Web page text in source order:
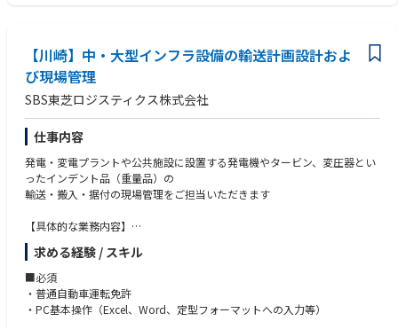
・四半期末などの繁忙期において、物流戦略を適切に実行し、納品および
売上目標の達成を支援する。
■業務詳細
＜主な業務内容＞
・新規製品立ち上げのサポート：海外製造元とのやりとり（Daily）
・英語資料の翻訳または英語での資料作成
・部品在庫の管理、フォーキャスト作成（都度発生）
・保守カタログの作成、コスト計算
・各種プロジェクトのリード
・コマーシャルオペレーション、物流管理、またはサプライチェーン業務
において実務経験がある方
・新製品の導入や、改善業務の経験がある方
・医療業界での業務経験
■知識/経験
・キャピタルサービスの知識/経験
・コマーシャルオペレーション、物流調整、またはサプライチェーン管理
における実務経験
・新製品の物流管理や製品ライフサイクルの移行に関する業務経験
※上記の記述は、このポジションに配属された従業員が遂行する業務の一
般的な性質とレベルを説明することを目的としていますが、このポジショ
ンに必要とされるすべての責任とスキルを網羅したリストではありませ
ん。
【川崎】中・大型インフラ設備の輸送計画設計およ
び現場管理
SBS東芝ロジスティクス株式会社
仕事内容
発電・変電プラントや公共施設に設置する発電機やタービン、変圧器とい
ったインデント品（重量品）の
輸送・搬入・据付の現場管理をご担当いただきます
【具体的な業務内容】
・基本設計：設置場所(サイト)までの輸送・搬入・据付計画の概略検討。
輸送手段や輸送ルート、必要な機材の選定。
・現地調査：輸送ルート上の障害となる箇所の確認。委託会社から上がる
データの評価。
・詳細設計：スケジュール、輸送ルート、車両走行軌跡、作業方法等を示
求める経験 / スキル
■必須
・普通自動車運転免許
・PC基本操作（Excel、Word、定型フォーマットへの入力等）